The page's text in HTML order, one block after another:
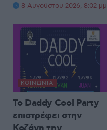
8 Αυγούστου 2026, 8:02 μμ
ΚΟΙΝΩΝΊΑ
Το Daddy Cool Party
επιστρέφει στην